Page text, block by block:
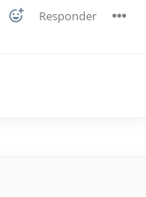
Responder